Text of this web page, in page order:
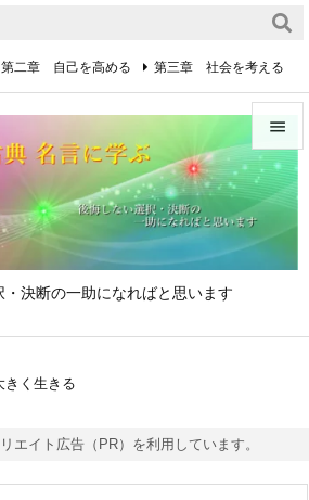
・決断の一助になればと思います


メニュ

第二章 自己を高める 第三章 社会を考える
第五章 逆境を乗り越えるための心得
七章 人と接するための心得
く生きる
エイト広告（PR）を利用しています。